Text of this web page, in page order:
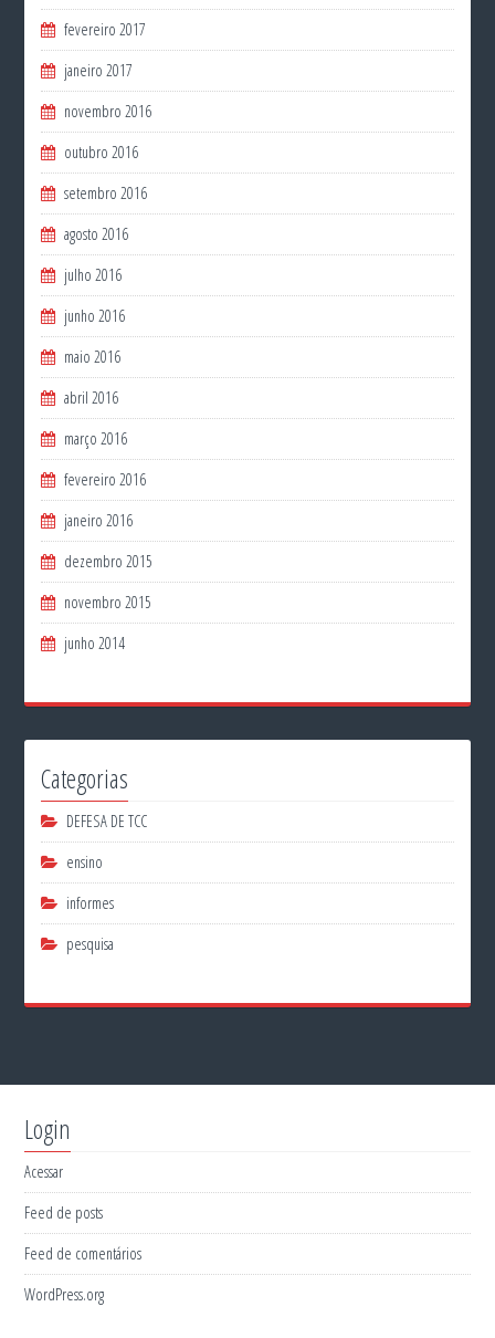
fevereiro 2017
janeiro 2017
novembro 2016
outubro 2016
setembro 2016
agosto 2016
julho 2016
junho 2016
maio 2016
abril 2016
março 2016
fevereiro 2016
janeiro 2016
dezembro 2015
novembro 2015
junho 2014
Categorias
DEFESA DE TCC
ensino
informes
pesquisa
Login
Acessar
Feed de posts
Feed de comentários
WordPress.org